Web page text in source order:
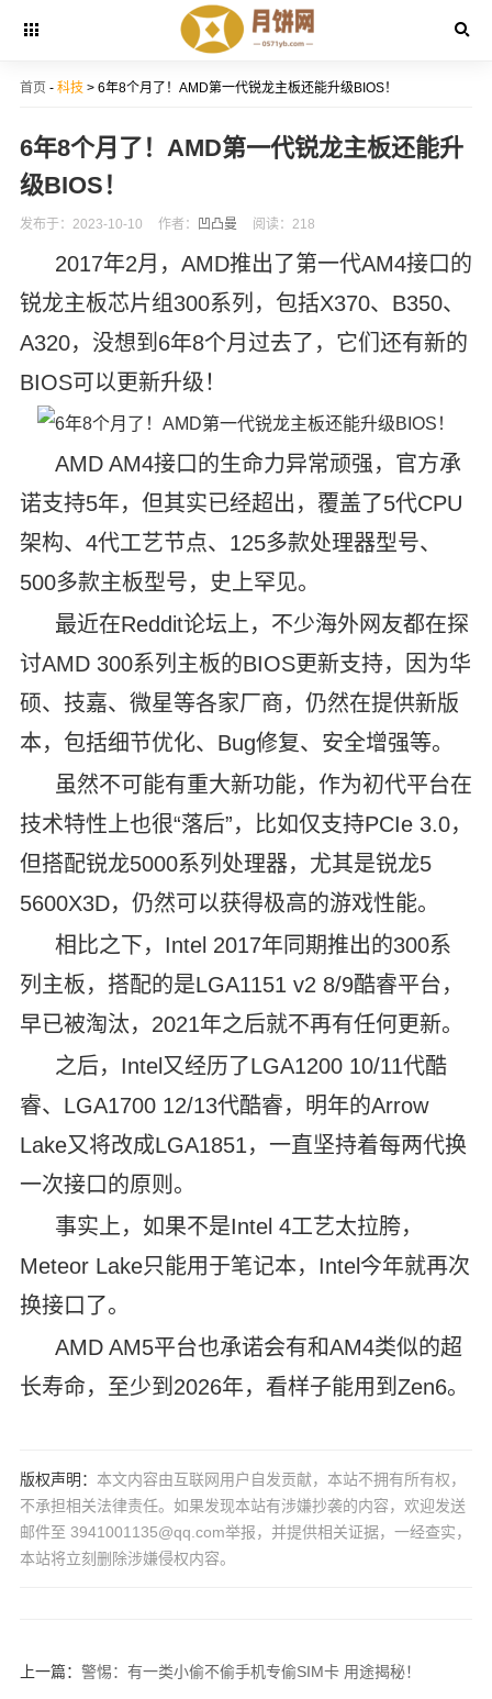
首页 - 科技> 6年8个月了！AMD第一代锐龙主板还能升级BIOS！
6年8个月了！AMD第一代锐龙主板还能升
级BIOS！
发布于：2023-10-10 作者： 凹凸曼 阅读：218
2017年2月，AMD推出了第一代AM4接口的
锐龙主板芯片组300系列，包括X370、B350、
A320，没想到6年8个月过去了，它们还有新的
BIOS可以更新升级！
AMD AM4接口的生命力异常顽强，官方承
诺支持5年，但其实已经超出，覆盖了5代CPU
架构、4代工艺节点、125多款处理器型号、
500多款主板型号，史上罕见。
最近在Reddit论坛上，不少海外网友都在探
讨AMD 300系列主板的BIOS更新支持，因为华
硕、技嘉、微星等各家厂商，仍然在提供新版
本，包括细节优化、Bug修复、安全增强等。
虽然不可能有重大新功能，作为初代平台在
技术特性上也很“落后”，比如仅支持PCIe 3.0，
但搭配锐龙5000系列处理器，尤其是锐龙5
5600X3D，仍然可以获得极高的游戏性能。
相比之下，Intel 2017年同期推出的300系
列主板，搭配的是LGA1151 v2 8/9酷睿平台，
早已被淘汰，2021年之后就不再有任何更新。
之后，Intel又经历了LGA1200 10/11代酷
睿、LGA1700 12/13代酷睿，明年的Arrow
Lake又将改成LGA1851，一直坚持着每两代换
一次接口的原则。
事实上，如果不是Intel 4工艺太拉胯，
Meteor Lake只能用于笔记本，Intel今年就再次
换接口了。
AMD AM5平台也承诺会有和AM4类似的超
长寿命，至少到2026年，看样子能用到Zen6。
版权声明： 本文内容由互联网用户自发贡献，本站不拥有所有权，
不承担相关法律责任。如果发现本站有涉嫌抄袭的内容，欢迎发送
邮件至 3941001135@qq.com举报，并提供相关证据，一经查实，
本站将立刻删除涉嫌侵权内容。
上一篇： 警惕：有一类小偷不偷手机专偷SIM卡 用途揭秘！